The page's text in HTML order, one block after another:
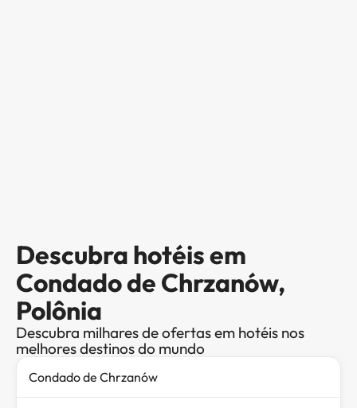
Descubra hotéis em
Condado de Chrzanów,
Polônia
Descubra milhares de ofertas em hotéis nos
melhores destinos do mundo